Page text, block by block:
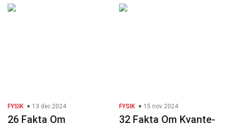
FYSIK 13 dec 2024
26 Fakta Om
FYSIK 15 nov 2024
32 Fakta Om Kvante-